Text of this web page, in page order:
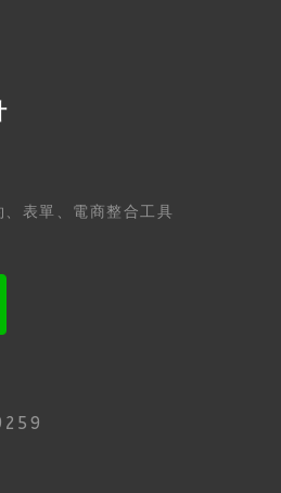
、表單、電商整合工具